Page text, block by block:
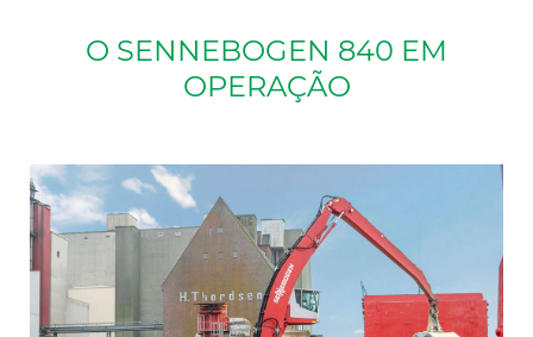
O SENNEBOGEN 840 EM
OPERAÇÃO